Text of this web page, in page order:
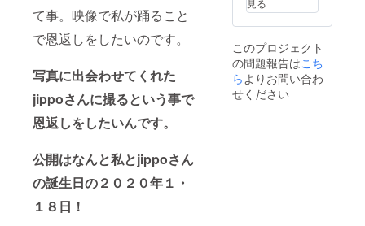
て事。映像で私が踊ること
で恩返しをしたいのです。
写真に出会わせてくれた
jippoさんに撮るという事で
恩返しをしたいんです。
公開はなんと私とjippoさん
の誕生日の２０２０年１・
１８日！
見る
このプロジェクト
の問題報告はこち
らよりお問い合わ
せください